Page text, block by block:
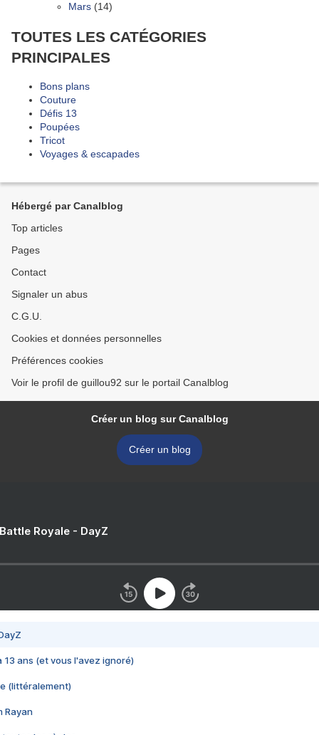
Mars (14)
TOUTES LES CATÉGORIES
PRINCIPALES
Bons plans
Couture
Défis 13
Poupées
Tricot
Voyages & escapades
Hébergé par Canalblog
Top articles
Pages
Contact
Signaler un abus
C.G.U.
Cookies et données personnelles
Préférences cookies
Voir le profil de guillou92 sur le portail Canalblog
Créer un blog sur Canalblog
Créer un blog
Royale - DayZ
13 ans (et vous l'avez ignoré)
(littéralement)
Rayan